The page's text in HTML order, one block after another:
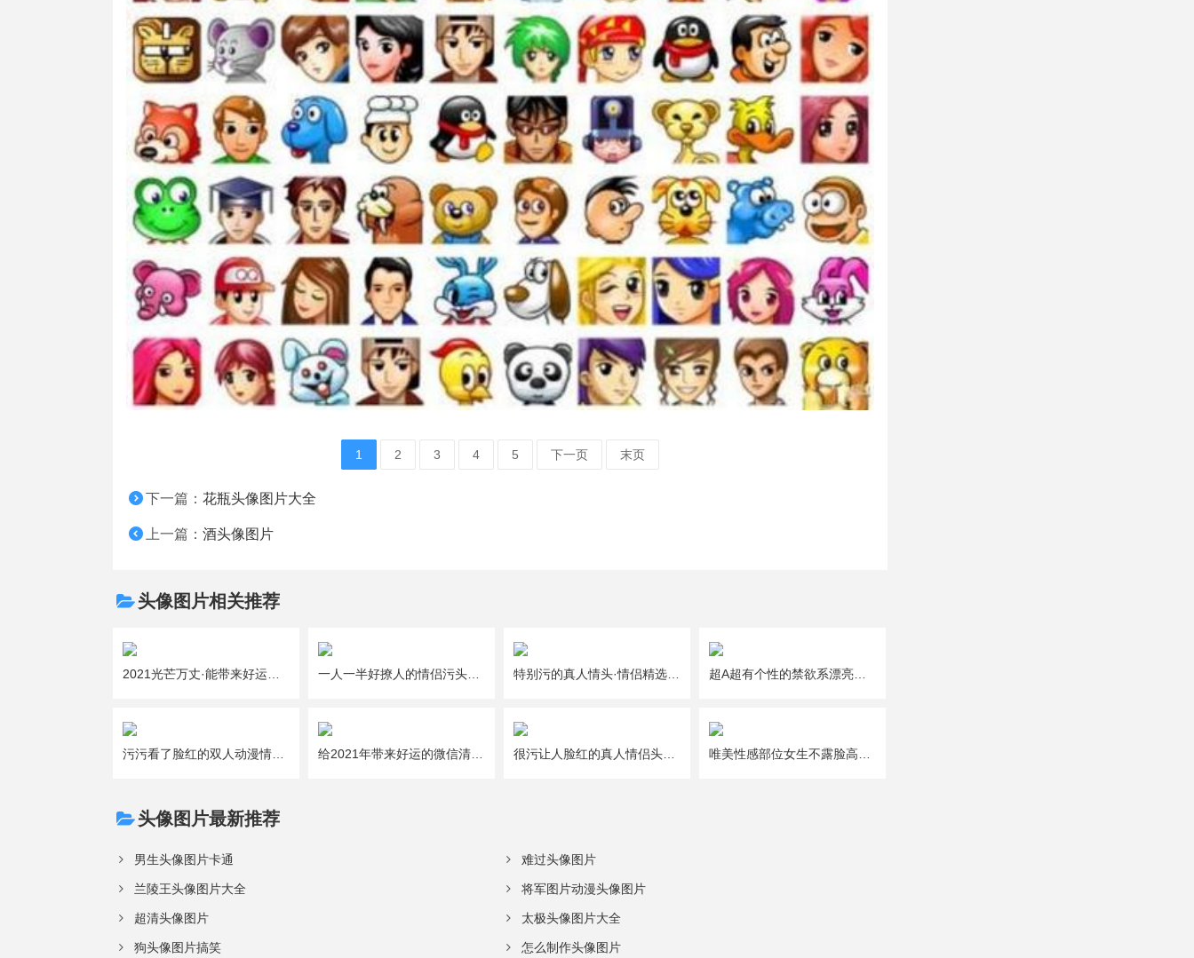
1 2 3 4 5 下一页 末页
下一篇：花瓶头像图片大全
上一篇：酒头像图片
头像图片相关推荐
头像图片最新推荐
男生头像图片卡通 难过头像图片
兰陵王头像图片大全 将军图片动漫头像图片
超清头像图片 太极头像图片大全
狗头像图片搞笑 怎么制作头像图片